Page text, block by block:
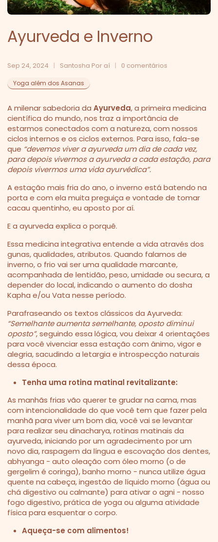
Ayurveda e Inverno
Sep 24, 2024 Santosha Por aí 0 comentários
Yoga além dos Asanas
A milenar sabedoria da Ayurveda, a primeira medicina
científica do mundo, nos traz a importância de
estarmos conectados com a natureza, com nossos
ciclos internos e os ciclos externos. Para isso, fala-se
que “devemos viver a ayurveda um dia de cada vez,
para depois vivermos a ayurveda a cada estação, para
depois vivermos uma vida ayurvédica”.
A estação mais fria do ano, o inverno está batendo na
porta e com ela muita preguiça e vontade de tomar
cacau quentinho, eu aposto por aí.
E a ayurveda explica o porquê.
Essa medicina integrativa entende a vida através dos
gunas, qualidades, atributos. Quando falamos de
inverno, o frio vai ser uma qualidade marcante,
acompanhada de lentidão, peso, umidade ou secura, a
depender do local, indicando o aumento do dosha
Kapha e/ou Vata nesse período.
Parafraseando os textos clássicos da Ayurveda:
“Semelhante aumenta semelhante, oposto diminui
oposto”, seguindo essa lógica, vou deixar 4 orientações
para você vivenciar essa estação com ânimo, vigor e
alegria, sacudindo a letargia e introspecção naturais
dessa época.
Tenha uma rotina matinal revitalizante:
As manhãs frias vão querer te grudar na cama, mas
com intencionalidade do que você tem que fazer pela
manhã para viver um bom dia, você vai se levantar
para realizar seu dinacharya, rotinas matinais da
ayurveda, iniciando por um agradecimento por um
novo dia, raspagem da língua e escovação dos dentes,
abhyanga - auto oleação com óleo morno (o de
gergelim é coringa), banho morno - nunca utilize água
quente na cabeça, ingestão de líquido morno (água ou
chá digestivo ou calmante) para ativar o agni - nosso
fogo digestivo, prática de yoga ou alguma atividade
física para esquentar o corpo.
Aqueça-se com alimentos!